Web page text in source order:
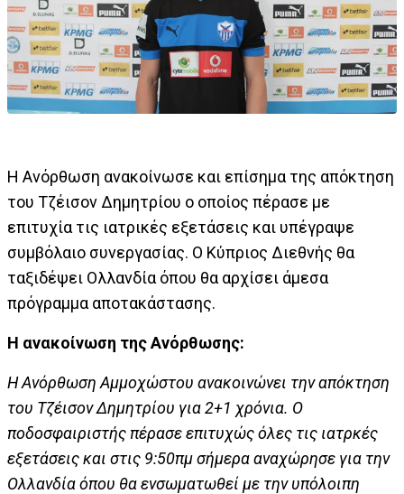
Η Ανόρθωση ανακοίνωσε και επίσημα της απόκτηση
του Τζέισον Δημητρίου ο οποίος πέρασε με
επιτυχία τις ιατρικές εξετάσεις και υπέγραψε
συμβόλαιο συνεργασίας. Ο Κύπριος Διεθνής θα
ταξιδέψει Ολλανδία όπου θα αρχίσει άμεσα
πρόγραμμα αποτακάστασης.
Η ανακοίνωση της Ανόρθωσης:
Η Ανόρθωση Αμμοχώστου ανακοινώνει την απόκτηση
του Τζέισον Δημητρίου για 2+1 χρόνια. Ο
ποδοσφαιριστής πέρασε επιτυχώς όλες τις ιατρκές
εξετάσεις και στις 9:50πμ σήμερα αναχώρησε για την
Ολλανδία όπου θα ενσωματωθεί με την υπόλοιπη